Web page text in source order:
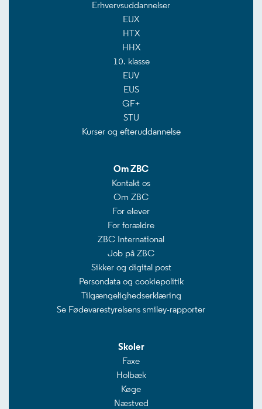
Erhvervsuddannelser
EUX
HTX
HHX
10. klasse
EUV
EUS
GF+
STU
Kurser og efteruddannelse
Om ZBC
Kontakt os
Om ZBC
For elever
For forældre
ZBC International
Job på ZBC
Sikker og digital post
Persondata og cookiepolitik
Tilgængelighedserklæring
Se Fødevarestyrelsens smiley-rapporter
Skoler
Faxe
Holbæk
Køge
Næstved